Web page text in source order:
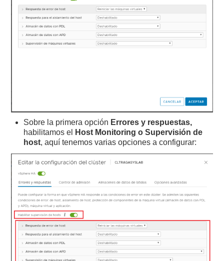
Sobre la primera opción Errores y respuestas,
habilitamos el
Host Monitoring o Supervisión de
host, aquí tenemos varias opciones a configurar: